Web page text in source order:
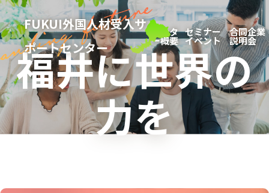
FUKUI外国人材受入サ
ポートセンター
センタ
ー概要
セミナー
イベント
合同企業
説明会
福井に世界の
力を